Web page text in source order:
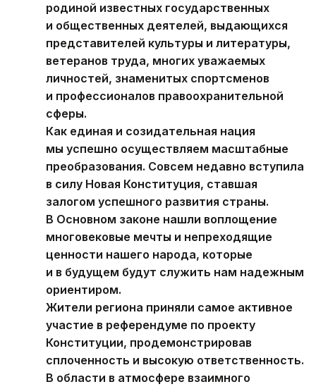
родиной известных государственных
и общественных деятелей, выдающихся
представителей культуры и литературы,
ветеранов труда, многих уважаемых
личностей, знаменитых спортсменов
и профессионалов правоохранительной
сферы.
Как единая и созидательная нация
мы успешно осуществляем масштабные
преобразования. Совсем недавно вступила
в силу Новая Конституция, ставшая
залогом успешного развития страны.
В Основном законе нашли воплощение
многовековые мечты и непреходящие
ценности нашего народа, которые
и в будущем будут служить нам надежным
ориентиром.
Жители региона приняли самое активное
участие в референдуме по проекту
Конституции, продемонстрировав
сплоченность и высокую ответственность.
В области в атмосфере взаимного